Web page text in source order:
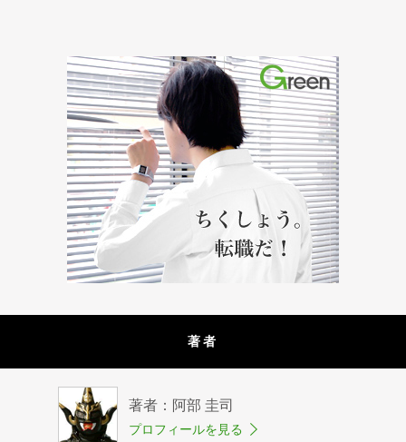
著者
著者：阿部 圭司
プロフィールを見る